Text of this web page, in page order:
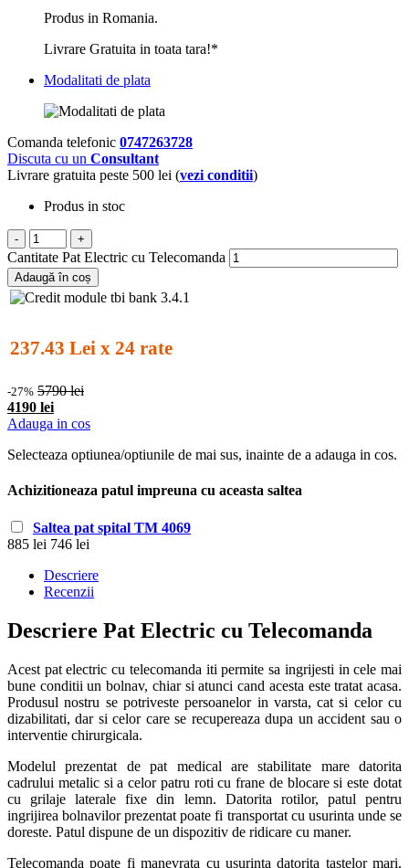
Produs in Romania.
Livrare Gratuita in toata tara!*
Modalitati de plata
Comanda telefonic 0747263728
Discuta cu un Consultant
Livrare gratuita peste 500 lei (vezi conditii)
Produs in stoc
- +
Cantitate Pat Electric cu Telecomanda
Adaugă în coș
237.43 Lei x 24 rate
-27% 5790 lei
4190 lei
Adauga in cos
Selecteaza optiunea/optiunile de mai sus, inainte de a adauga in cos.
Achizitioneaza patul impreuna cu aceasta saltea
Saltea pat spital TM 4069
885 lei 746 lei
Descriere
Recenzii
Descriere Pat Electric cu Telecomanda
Acest pat electric cu telecomanda iti permite sa ingrijesti in cele mai
bune conditii un bolnav, chiar si atunci cand acesta este tratat acasa.
Produsul nostru se potriveste persoanelor in varsta, cat si celor cu
dizabilitati, dar si celor care se recupereaza dupa un accident sau o
interventie chirurgicala.
Modelul prezentat de pat medical are stabilitate mare datorita
cadrului metalic si a celor patru roti cu frane de blocare si este dotat
cu grilaje laterale fixe din lemn. Datorita rotilor, patul pentru
ingrijirea bolnavilor prezentat poate fi transportat cu usurinta unde se
doreste. Patul dispune de un dispozitiv de ridicare cu maner.
Telecomanda poate fi manevrata cu usurinta datorita tastelor mari.